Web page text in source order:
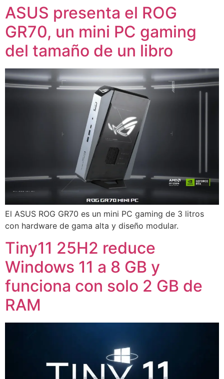
ASUS presenta el ROG
GR70, un mini PC gaming
del tamaño de un libro
El ASUS ROG GR70 es un mini PC gaming de 3 litros
con hardware de gama alta y diseño modular.
Tiny11 25H2 reduce
Windows 11 a 8 GB y
funciona con solo 2 GB de
RAM